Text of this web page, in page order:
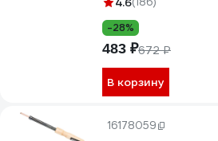
-28%
483 ₽672 ₽
В корзину
16178059